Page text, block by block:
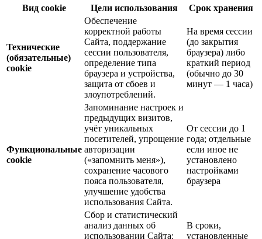
Вид cookie Цели использования Срок хранения
Технические
(обязательные)
cookie
Обеспечение
корректной работы
Сайта, поддержание
сессии пользователя,
определение типа
браузера и устройства,
защита от сбоев и
злоупотреблений.
На время сессии
(до закрытия
браузера) либо
краткий период
(обычно до 30
минут — 1 часа)
Функциональные
cookie
Запоминание настроек и
предыдущих визитов,
учёт уникальных
посетителей, упрощение
авторизации
(«запомнить меня»),
сохранение часового
пояса пользователя,
улучшение удобства
использования Сайта.
От сессии до 1
года; отдельные
если иное не
установлено
настройками
браузера
Сбор и статистический
анализ данных об
использовании Сайта:
В сроки,
установленные